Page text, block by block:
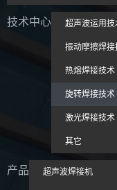
技术中心 超声波运用技
振动摩擦焊接
热熔焊接技术
旋转焊接技术
激光焊接技术
其它
产品 超声波焊接机